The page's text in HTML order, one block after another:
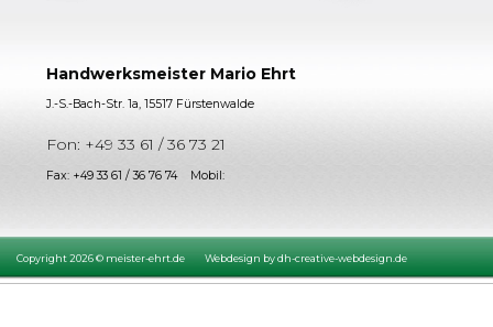
Handwerksmeister Mario Ehrt
J.-S.-Bach-Str. 1a, 15517 Fürstenwalde
Fon: +49 33 61 / 36 73 21
Fax: +49 33 61 / 36 76 74 Mobil:
Copyright 2026 © meister-ehrt.de Webdesign bydh-creative-webdesign.de